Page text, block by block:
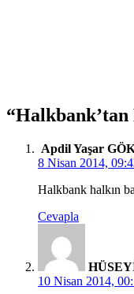
“
Apdil Yaşar
8 Nisan 2014,
Halkbank halkın
Cevapla
10 Nisan 2014,